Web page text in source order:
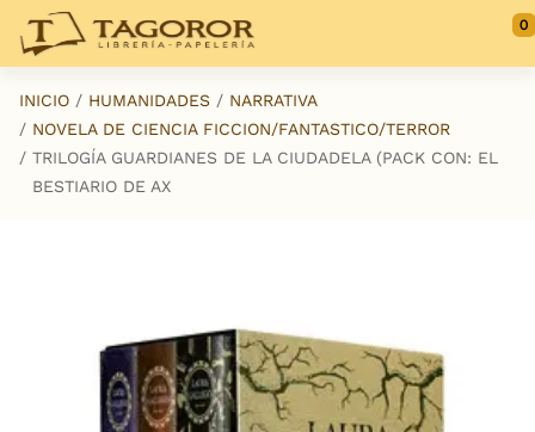
Saltar al contenido principal
0
INICIO HUMANIDADES
NARRATIVA
NOVELA DE CIENCIA FICCION/FANTASTICO/TERROR
TRILOGÍA GUARDIANES DE LA CIUDADELA (PACK CON: EL
BESTIARIO DE AX